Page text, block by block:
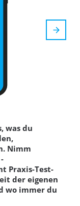
was du
Nimm
Praxis-Test-
der eigenen
wo immer du